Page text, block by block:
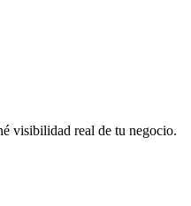
visibilidad real de tu negocio.